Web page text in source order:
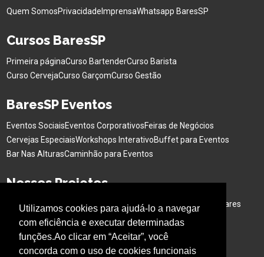
Utilizamos cookies para ajudá-lo a navegar
com eficiência e executar determinadas
funções.Ao clicar em “Aceitar”, você
concorda com o uso de cookies funcionais
Quem SomosPrivacidade ImprensaWhatsapp BaresSP
Cursos BaresSP
Primeira páginaCurso BartenderCurso Barista
Curso CervejaCurso GarçomCurso Gestão
BaresSP Eventos
Eventos SociaisEventos CorporativosFeiras de Negócios
Cervejas EspeciaisWorkshops InterativoBuffet para Eventos
Bar Nas AlturasCaminhão para Eventos
Nossos Projetos
Experiência Gastronômica Família no Parque Ativação em Bares
Acompanhe o BARESSP